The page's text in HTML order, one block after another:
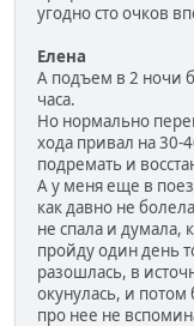
угодно сто очков
Елена
А подъем в 2 ночи
часа.
Но нормально
хода привал на 30-
подремать и
А у меня еще в
как давно не
не спала и думала,
пройду один день
разошлась, в
окунулась, и
про нее не